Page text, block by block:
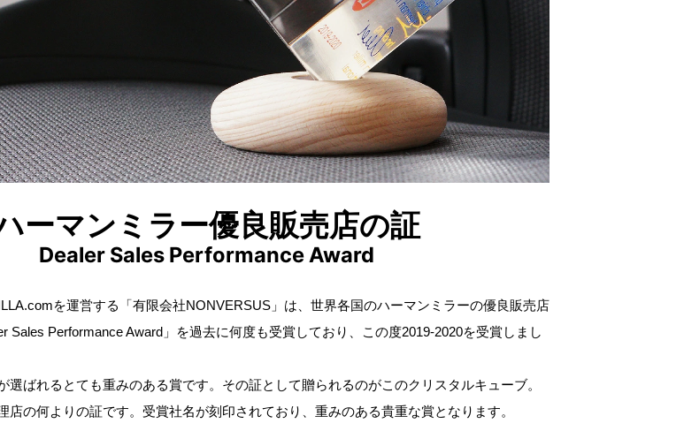
ーマンミラー優良販売店の証
Dealer Sales Performance Award
を運営する「有限会社NONVERSUS」は、世界各国のハーマンミラーの優良販売店
Sales Performance Award」を過去に何度も受賞しており、この度2019-2020を受賞しまし
選ばれるとても重みのある賞です。その証として贈られるのがこのクリスタルキューブ。
店の何よりの証です。受賞社名が刻印されており、重みのある貴重な賞となります。